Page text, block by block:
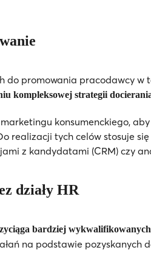
promowania pracodawcy w
kompleksowej strategii
konsumenckiego,
tych celów stosuje
z kandydatami (CRM) czy
działy HR
bardziej
na podstawie pozyskanych